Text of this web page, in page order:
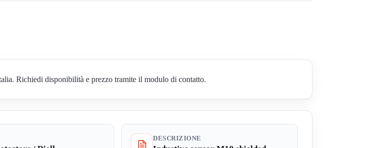
Richiedi disponibilità e prezzo tramite il modulo di contatto.
DESCRIZIONE